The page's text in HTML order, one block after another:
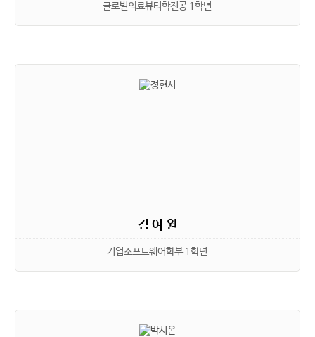
글로벌의료뷰티학전공 1학년
김 여 원
기업소프트웨어학부 1학년